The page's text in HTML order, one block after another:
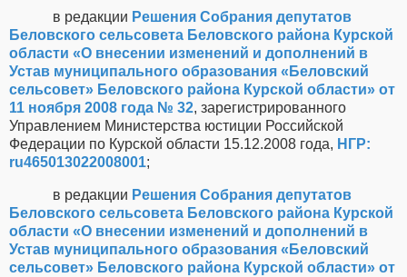
в редакции Решения Собрания депутатов
Беловского сельсовета Беловского района Курской
области «О внесении изменений и дополнений в
Устав муниципального образования «Беловский
сельсовет» Беловского района Курской области» от
11 ноября 2008 года № 32, зарегистрированного
Управлением Министерства юстиции Российской
Федерации по Курской области 15.12.2008 года, НГР:
ru465013022008001;
в редакции Решения Собрания депутатов
Беловского сельсовета Беловского района Курской
области «О внесении изменений и дополнений в
Устав муниципального образования «Беловский
сельсовет» Беловского района Курской области» от